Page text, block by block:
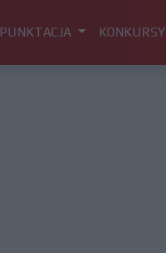
PUNKTACJA KONKURSY